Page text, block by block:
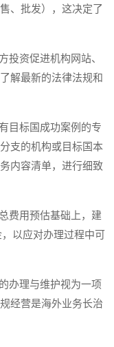
、批发），这决定了
投资促进机构网站、
解最新的法律法规和
目标国成功案例的专
支的机构或目标国本
内容清单，进行细致
费用预估基础上，建
以应对办理过程中可
办理与维护视为一项
经营是海外业务长治